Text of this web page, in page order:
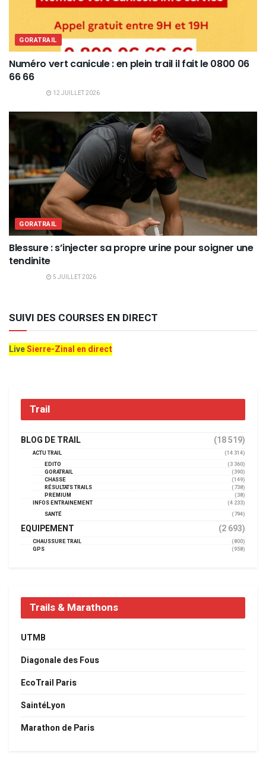
GORATRAIL
Numéro vert canicule : en plein trail il fait le 0800 06
66 66
12 JUILLET 2026
GORATRAIL
Blessure : s’injecter sa propre urine pour soigner une
tendinite
5 JUILLET 2026
SUIVI DES COURSES EN DIRECT
LiveSierre-Zinal en direct
Trail
BLOG DE TRAIL (18 519)
ACTU TRAIL
(14 314)
EDITO
(3 360)
GORATRAIL
(390)
CHASSE
(149)
RÉSULTATS TRAILS
(738)
PREMIUM
(38)
INFOS ENTRAINEMENT
(4 233)
SANTÉ
(794)
EQUIPEMENT (2 693)
CHAUSSURE TRAIL
(800)
GPS
(958)
Trails & Marathons
UTMB
Diagonale des Fous
EcoTrail Paris
SaintéLyon
Marathon de Paris